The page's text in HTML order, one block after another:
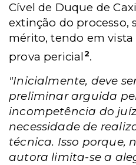
Cível de Duque de
extinção do processo,
mérito, tendo em vista
prova pericial2.
"Inicialmente, deve
preliminar arguida
incompetência do
necessidade de
técnica. Isso porque,
autora limita-se a